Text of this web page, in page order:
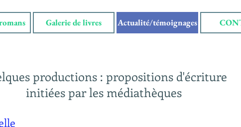
Galerie de livres Actualité/témoignages
productions : propositions d'écriture
initiées par les médiathèques